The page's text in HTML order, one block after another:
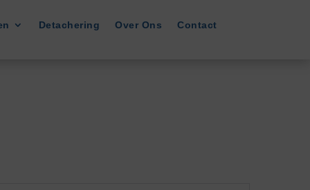
Detachering Over Ons Contact